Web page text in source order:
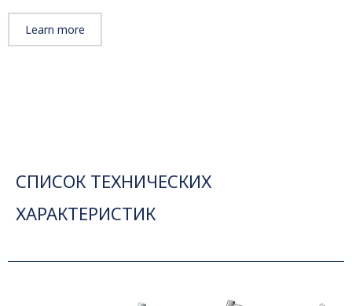
Learn more
СПИСОК ТЕХНИЧЕСКИХ
ХАРАКТЕРИСТИК